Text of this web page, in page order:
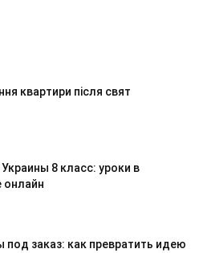
квартири після свят
8 класс: уроки в
онлайн
под заказ: как превратить идею